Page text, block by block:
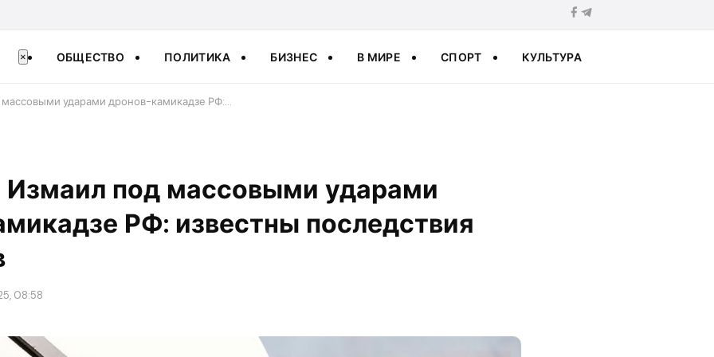
× ОБЩЕСТВО ПОЛИТИКА БИЗНЕС В МИРЕ СПОРТ КУЛЬТУРА
ударами дронов-камикадзе РФ:…
Измаил под массовыми ударами
РФ: известны последствия
08:58